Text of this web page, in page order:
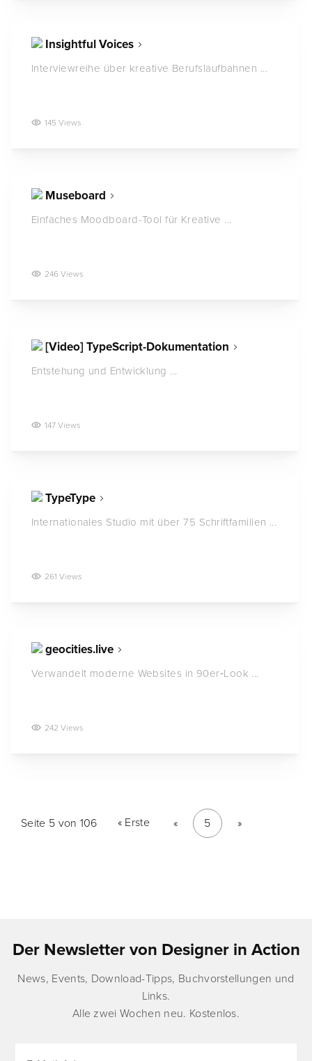
Insightful Voices
Interviewreihe über kreative Berufslaufbahnen ...
145 Views
Museboard
Einfaches Moodboard-Tool für Kreative ...
246 Views
[Video] TypeScript-Dokumentation
Entstehung und Entwicklung ...
147 Views
TypeType
Internationales Studio mit über 75 Schriftfamilien ...
261 Views
geocities.live
Verwandelt moderne Websites in 90er‑Look ...
242 Views
Seite 5 von 106 « Erste « 5 »
Der Newsletter von Designer in Action
News, Events, Download-Tipps, Buchvorstellungen und
Links.
Alle zwei Wochen neu. Kostenlos.